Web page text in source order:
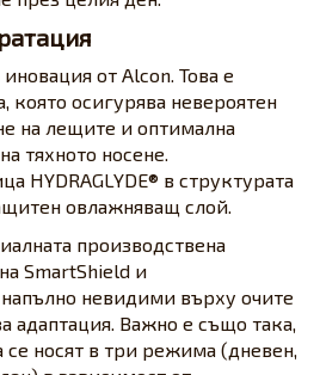
иновация от Alcon. Това е
осигурява невероятен
на лещите и оптимална
тяхното носене.
HYDRAGLYDE® в структурата
овлажняващ слой.
производствена
SmartShield и
невидими върху очите
адаптация. Важно е също така,
носят в три режима (дневен,